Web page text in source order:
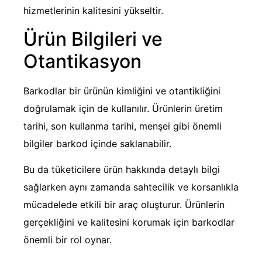
hizmetlerinin kalitesini yükseltir.
Ürün Bilgileri ve
Otantikasyon
Barkodlar bir ürünün kimliğini ve otantikliğini
doğrulamak için de kullanılır. Ürünlerin üretim
tarihi, son kullanma tarihi, menşei gibi önemli
bilgiler barkod içinde saklanabilir.
Bu da tüketicilere ürün hakkında detaylı bilgi
sağlarken aynı zamanda sahtecilik ve korsanlıkla
mücadelede etkili bir araç oluşturur. Ürünlerin
gerçekliğini ve kalitesini korumak için barkodlar
önemli bir rol oynar.